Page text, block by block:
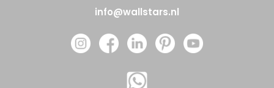
info@wallstars.nl